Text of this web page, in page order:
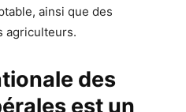
ainsi que des
agriculteurs.
des
est un